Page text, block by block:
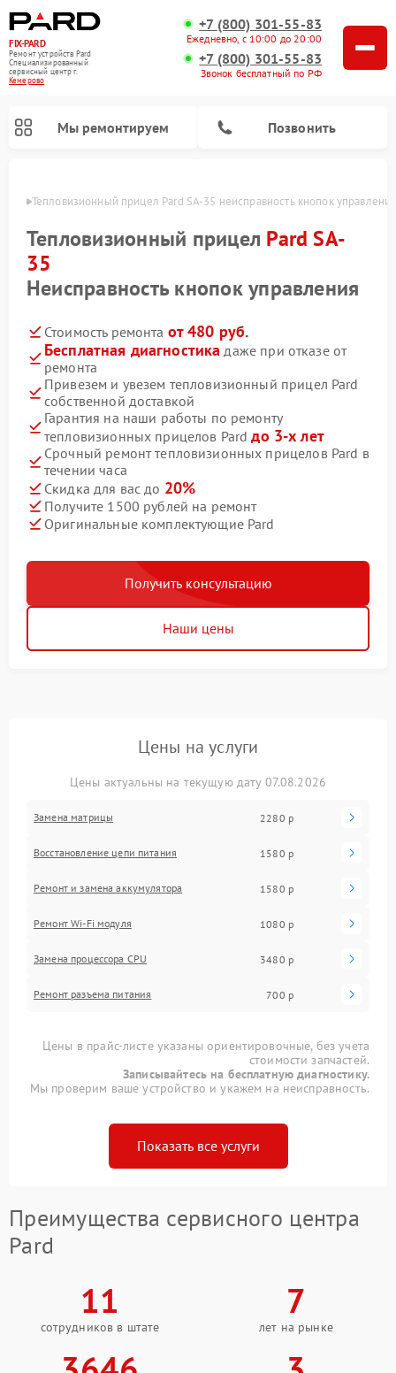
FIX-PARD
Ремонт устройств Pard
Специализированный
cервисный центр г.
Кемерово
+7 (800) 301-55-83
Ежедневно, с 10:00 до 20:00
+7 (800) 301-55-83
Звонок бесплатный по РФ
Мы ремонтируем Позвонить
Тепловизионный прицел Pard SA-35 неисправность кнопок управления
Тепловизионный прицел Pard SA-
35
Неисправность кнопок управления
Стоимость ремонта от 480 руб.
Бесплатная диагностика даже при отказе от
ремонта
Привезем и увезем тепловизионный прицел Pard
собственной доставкой
Гарантия на наши работы по ремонту
тепловизионных прицелов Pardдо 3-х лет
Срочный ремонт тепловизионных прицелов Pard в
течении часа
Скидка для вас до 20%
Получите 1500 рублей на ремонт
Оригинальные комплектующие Pard
Получить консультацию
Наши цены
Цены на услуги
Цены актуальны на текущую дату 07.08.2026
Замена матрицы 2280 р
Восстановление цепи питания 1580 р
Ремонт и замена аккумулятора 1580 р
Ремонт Wi-Fi модуля 1080 р
Замена процессора CPU 3480 р
Ремонт разъема питания 700 р
Цены в прайс-листе указаны ориентировочные, без учета
стоимости запчастей.
Записывайтесь на бесплатную диагностику.
Мы проверим ваше устройство и укажем на неисправность.
Показать все услуги
Преимущества сервисного центра
Pard
11
сотрудников в штате
7
лет на рынке